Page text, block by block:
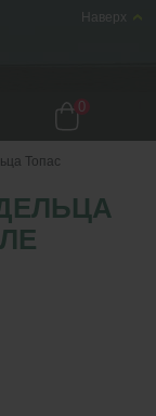
0
Топас
Наверх